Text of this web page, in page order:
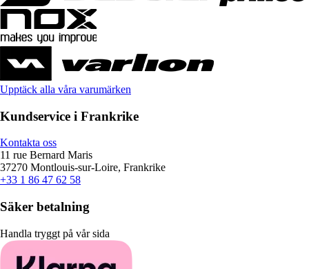
Upptäck alla våra varumärken
Kundservice i Frankrike
Kontakta oss
11 rue Bernard Maris
37270 Montlouis-sur-Loire, Frankrike
+33 1 86 47 62 58
Säker betalning
Handla tryggt på vår sida